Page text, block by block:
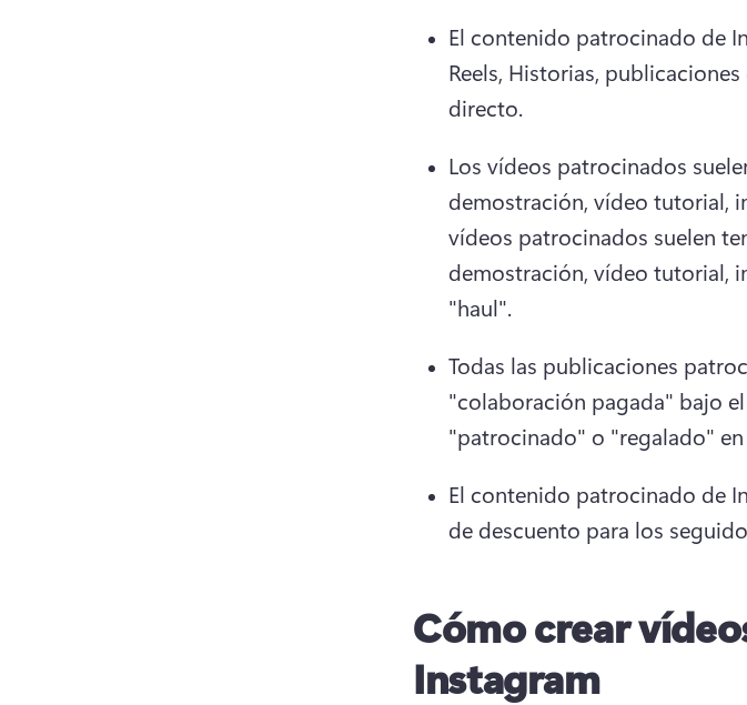
El contenido patrocinado de
Reels, Historias,
directo.
Los vídeos patrocinados
demostración, vídeo tutorial,
vídeos patrocinados suelen
demostración, vídeo tutorial,
"haul".
Todas las publicaciones
"colaboración pagada" bajo
"patrocinado" o "regalado"
El contenido patrocinado de
de descuento para los
Cómo crear
Instagram